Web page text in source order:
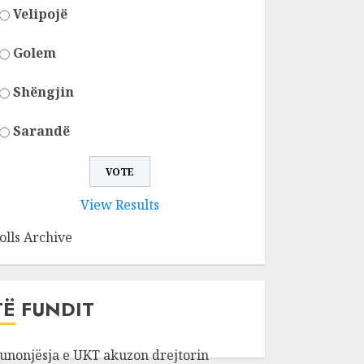
Velipojë
Golem
Shëngjin
Sarandë
View Results
Archive
FUNDIT
e UKT akuzon drejtorin